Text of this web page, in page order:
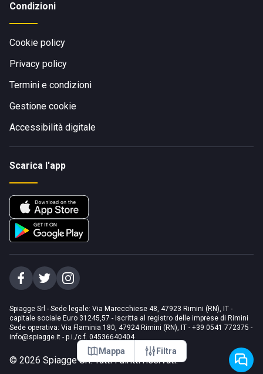
Mappa Filtra
Condizioni
Cookie policy
Privacy policy
Termini e condizioni
Gestione cookie
Accessibilità digitale
Scarica l'app
Spiagge Srl - Sede legale: Via Marecchiese 48, 47923 Rimini (RN), IT -
capitale sociale Euro 31245,57 - Iscritta al registro delle imprese di Rimini
Sede operativa: Via Flaminia 180, 47924 Rimini (RN), IT - +39 0541 772375 -
info@spiagge.it - p.i./c.f. 04536640404
© 2026 Spiagge Srl. Tutti i diritti riservati.